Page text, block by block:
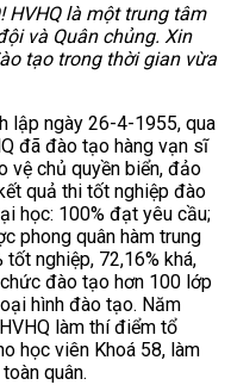
HVHQ là một trung tâm
và Quân chủng. Xin
tạo trong thời gian vừa
lập ngày 26-4-1955, qua
đã đào tạo hàng vạn sĩ
vệ chủ quyền biển, đảo
quả thi tốt nghiệp đào
học: 100% đạt yêu cầu;
phong quân hàm trung
nghiệp, 72,16% khá,
đào tạo hơn 100 lớp
hình đào tạo. Năm
làm thí điểm tổ
học viên Khoá 58, làm
quân.